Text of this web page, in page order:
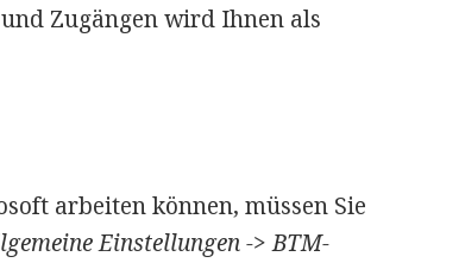
Zugängen wird Ihnen als
arbeiten können, müssen Sie
Einstellungen -> BTM-